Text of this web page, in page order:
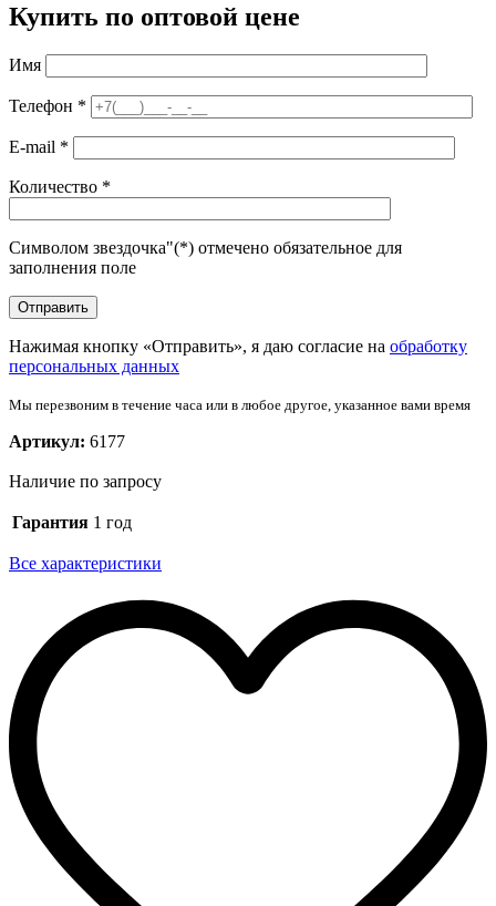
Купить по оптовой цене
Имя
Телефон *
E-mail *
Количество *
Символом звездочка"(*) отмечено обязательное для
заполнения поле
Нажимая кнопку «Отправить», я даю согласие на обработку
персональных данных
Мы перезвоним в течение часа или в любое другое, указанное вами время
Артикул: 6177
Наличие по запросу
Гарантия 1 год
Все характеристики